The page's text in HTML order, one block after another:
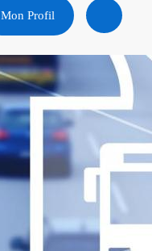
Mon Profil
Ouvrir